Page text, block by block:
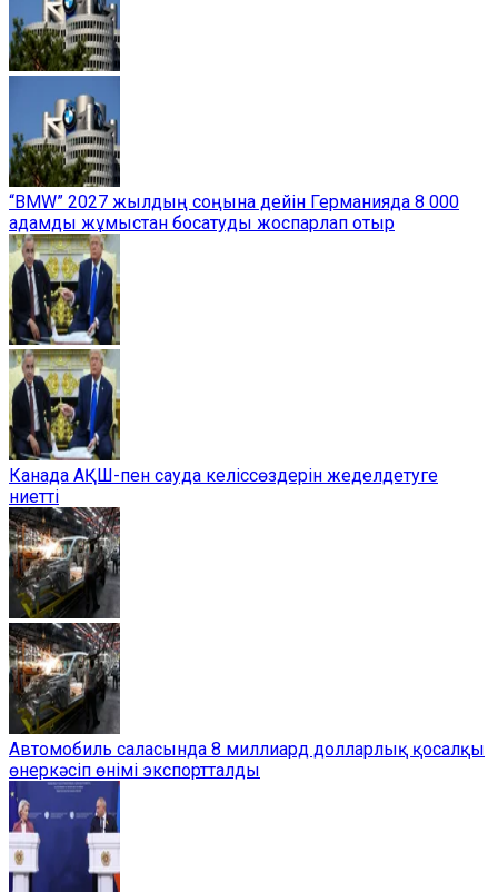
“BMW” 2027 жылдың соңына дейін Германияда 8 000
адамды жұмыстан босатуды жоспарлап отыр
Канада АҚШ-пен сауда келіссөздерін жеделдетуге
ниетті
Автомобиль саласында 8 миллиард долларлық қосалқы
өнеркәсіп өнімі экспортталды